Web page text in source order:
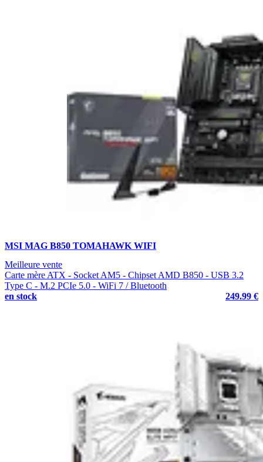
MSI MAG B850 TOMAHAWK WIFI
Meilleure vente
Carte mère ATX - Socket AM5 - Chipset AMD B850 - USB 3.2
Type C - M.2 PCIe 5.0 - WiFi 7 / Bluetooth
en stock
249.99 €